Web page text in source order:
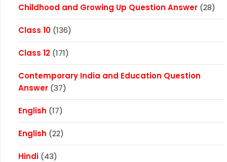
Childhood and Growing Up Question Answer (28)
Class 10 (136)
Class 12 (171)
Contemporary India and Education Question
Answer (37)
English (17)
English (22)
Hindi (43)